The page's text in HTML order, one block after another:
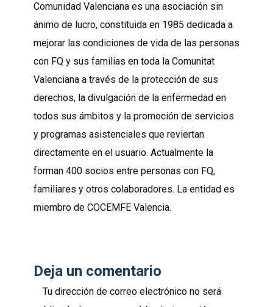
Comunidad Valenciana es una asociación sin
ánimo de lucro, constituida en 1985 dedicada a
mejorar las condiciones de vida de las personas
con FQ y sus familias en toda la Comunitat
Valenciana a través de la protección de sus
derechos, la divulgación de la enfermedad en
todos sus ámbitos y la promoción de servicios
y programas asistenciales que reviertan
directamente en el usuario. Actualmente la
forman 400 socios entre personas con FQ,
familiares y otros colaboradores. La entidad es
miembro de COCEMFE Valencia.
Deja un comentario
Tu dirección de correo electrónico no será